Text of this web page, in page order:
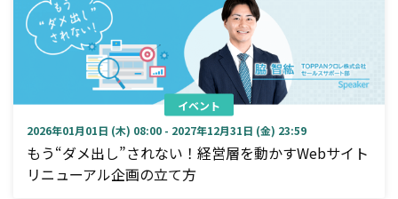
イベント
2026年01月01日 (木) 08:00 - 2027年12月31日 (金) 23:59
もう“ダメ出し”されない！経営層を動かすWebサイト
リニューアル企画の立て方